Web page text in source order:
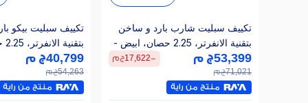
تكييف سبليت شارب بارد و ساخن
بتقنية الانفرتر، 2.25 حصان، ابيض -
AY-XP18BME
53,399ج م
71,021ج م
-
17,622ج م
منتج من رايةتقسيطي 3032 ج.م/ 36 ش
تكييف سبليت بيكو
BIE 180
40,799ج م
54,263ج م
منتج من رايةتقسيطي 2316 ج.م/ 36 ش